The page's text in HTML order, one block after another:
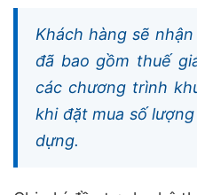
Khách hàng sẽ
đã bao gồm thuế
các chương trình
khi đặt mua số
dựng.